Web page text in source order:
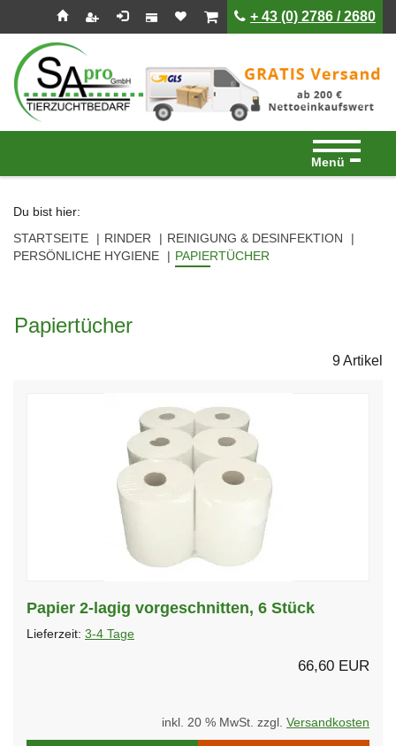
Seitenebreiche:
ist leerist leer+ 43 (0) 2786 / 2680
Menü
Du bist hier:
STARTSEITE
RINDER
REINIGUNG & DESINFEKTION
PERSÖNLICHE HYGIENE
PAPIERTÜCHER
Papiertücher
9 Artikel
Papier 2-lagig vorgeschnitten, 6 Stück
Lieferzeit: 3-4 Tage
66,60 EUR
inkl. 20 % MwSt. zzgl. Versandkosten